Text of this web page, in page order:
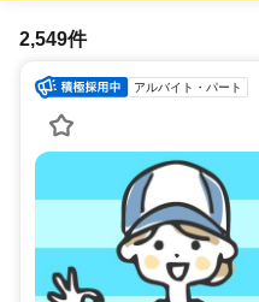
2,549件
アルバイト・パート